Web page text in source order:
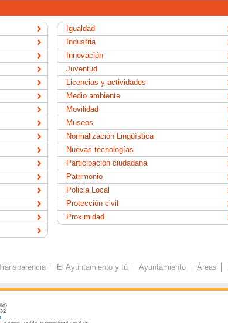
Igualdad
Industria
Innovación
Juventud
Licencias y actividades
Medio ambiente
Movilidad
Museos
Normalización Lingüística
Nuevas tecnologías
Participación ciudadana
Patrimonio
Policia Local
Protección civil
Proximidad
El Ayuntamiento y tú Ayuntamiento Áreas